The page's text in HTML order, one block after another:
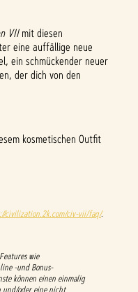
VIImit diesen
eine auffällige neue
ein schmückender neuer
der dich von den
kosmetischen Outfit
civilization.2k.com/civ-vii/faq/.
wie
-und Bonus-
können einen einmalig
und/oder eine nicht